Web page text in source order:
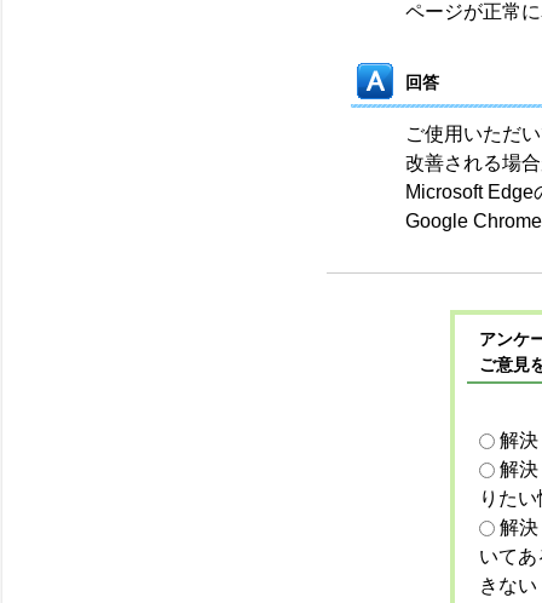
ページが正常
回答
ご使用いただ
改善される場
Microsoft Edge
Google
アンケ
ご意見
解
解
りた
解
いて
きない